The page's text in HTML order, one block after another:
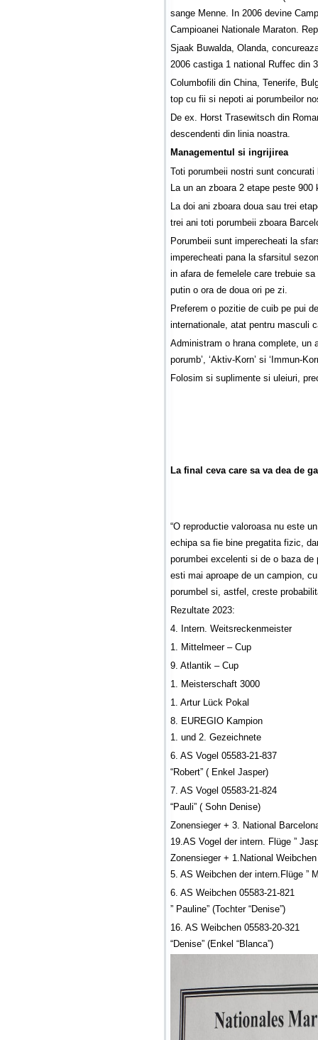
sange Menne. In 2006 devine
Campioanei Nationale Maraton.
Sjaak Buwalda, Olanda,
2006 castiga 1 national Ruffec din
Columbofili din China, Tenerife,
top cu fii si nepoti ai porumbeilor
De ex. Horst Trasewitsch din
descendenti din linia noastra.
Managementul si ingrijirea
Toti porumbeii nostri sunt
La un an zboara 2 etape peste 900
La doi ani zboara doua sau trei
trei ani toti porumbeii zboara
Porumbeii sunt imperecheati la
imperecheati pana la sfarsitul
in afara de femelele care trebuie
putin o ora de doua ori pe zi.
Preferem o pozitie de cuib pe pui
internationale, atat pentru masculi
Administram o hrana complete, un
porumb’, ‘Aktiv-Korn’ si ‘Immun-
Folosim si suplimente si uleiuri,
La final ceva care sa va dea de
“O reproductie valoroasa nu este
echipa sa fie bine pregatita fizic,
porumbei excelenti si de o baza
esti mai aproape de un campion,
porumbel si, astfel, creste
Rezultate 2023:
4. Intern. Weitsreckenmeister
1. Mittelmeer – Cup
9. Atlantik – Cup
1. Meisterschaft 3000
1. Artur Lück Pokal
8. EUREGIO Kampion
1. und 2. Gezeichnete
6. AS Vogel 05583-21-837
“Robert” ( Enkel Jasper)
7. AS Vogel 05583-21-824
“Pauli” ( Sohn Denise)
Zonensieger + 3. National
19.AS Vogel der intern. Flüge ”
Zonensieger + 1.National
5. AS Weibchen der intern.Flüge ”
6. AS Weibchen 05583-21-821
” Pauline” (Tochter “Denise”)
16. AS Weibchen 05583-20-321
“Denise” (Enkel “Blanca”)